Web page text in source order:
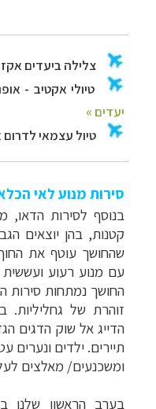
סירות מנוע לאי
בנוסף לסירות הדאו,
קטנות, בהן יוצאים
שהחושך עוטף את
עם מנוע רעוע
החושך נמתחות סירות
זוהרת של
הדייג אל שוק הדגים
תיירים. ילדים
ומשכנעים/ מאלצים
בערב הראשון שלנו